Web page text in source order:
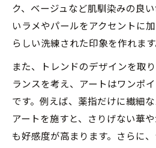
ク、ベージュなど肌馴染みの良
いラメやパールをアクセントに
らしい洗練された印象を作れます
また、トレンドのデザインを取
ランスを考え、アートはワンポ
です。例えば、薬指だけに繊細
アートを施すと、さりげない華
も好感度が高まります。さらに